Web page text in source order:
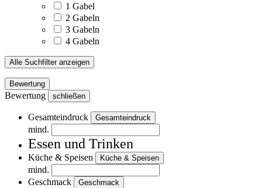
1 Gabel
2 Gabeln
3 Gabeln
4 Gabeln
Alle Suchfilter anzeigen
Bewertung
Bewertung schließen
Gesamteindruck Gesamteindruck
mind.
Essen und Trinken
Küche & Speisen Küche & Speisen
mind.
Geschmack
Geschmack